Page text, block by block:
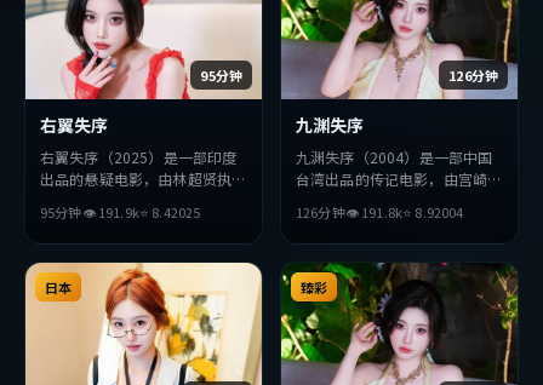
95分钟
右翼失序
右翼失序（2025）是一部印度
出品的悬疑电影，由林超贤执
主演。影片在叙事与视听上力求
突破，探讨人性与抉择，节奏张
弛有度，适合喜欢该类型的观众
完整观看。
95分钟👁191.9k⭐ 8.42025
126分钟
九渊失序
九渊失序（2004）是一部中国
台湾出品的传记电影，由宫崎骏
梅、王凯等主演。影片在叙事与
视听上力求突破，探讨人性与抉
择，节奏张弛有度，适合喜欢该
类型的观众完整观看。
126分钟👁191.8k⭐ 8.92004
日本 臻彩